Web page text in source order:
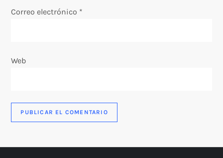
t
a
a
s
Correo electrónico *
Web